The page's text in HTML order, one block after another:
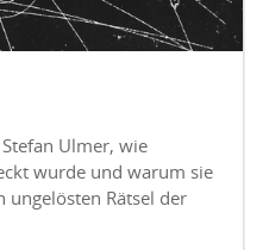
Ulmer, wie
wurde und warum sie
ungelösten Rätsel der